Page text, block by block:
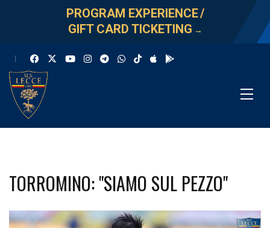
PROGRAM EXPERIENCE/
GIFT CARD TICKETING →
TORROMINO: "SIAMO SUL PEZZO"